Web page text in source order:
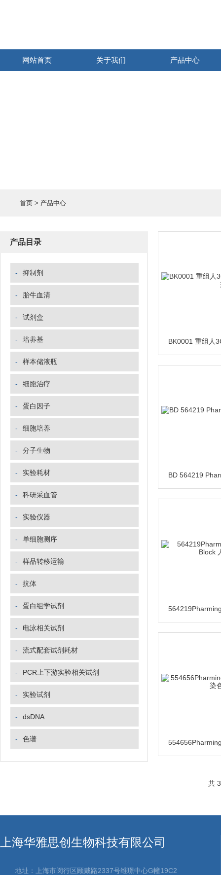
网站首页 关于我们 产品中心
首页 > 产品中心
产品目录
- 抑制剂
- 胎牛血清
- 试剂盒
- 培养基
- 样本储液瓶
- 细胞治疗
- 蛋白因子
- 细胞培养
- 分子生物
- 实验耗材
- 科研采血管
- 实验仪器
- 单细胞测序
- 样品转移运输
- 抗体
- 蛋白组学试剂
- 电泳相关试剂
- 流式配套试剂耗材
- PCR上下游实验相关试剂
- 实验试剂
- dsDNA
- 色谱
共
上海华雅思创生物科技有限公司
地址：上海市闵行区顾戴路2337号维璟中心G幢19C2